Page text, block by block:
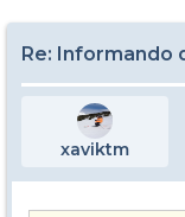
Re: Informando
xaviktm